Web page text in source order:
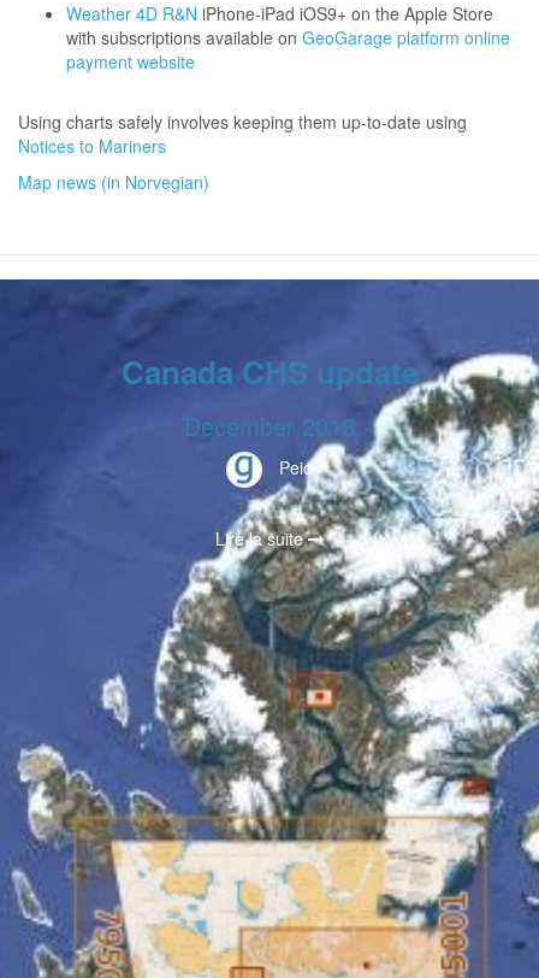
Weather 4D R&N iPhone-iPad iOS9+ on the Apple Store
with subscriptions available on GeoGarage platform online
payment website
Using charts safely involves keeping them up-to-date using
Notices to Mariners
Map news (in Norvegian)
Canada CHS update
December 2018
Peio
Lire la suite